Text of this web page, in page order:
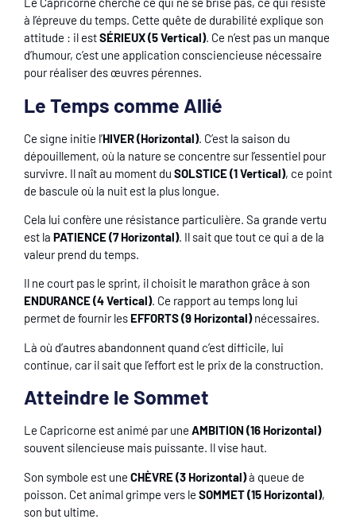
à l’épreuve du temps. Cette quête de durabilité explique son
attitude : il estSÉRIEUX (5 Vertical). Ce n’est pas un manque
d’humour, c’est une application consciencieuse nécessaire
pour réaliser des œuvres pérennes.
Le Temps comme Allié
Ce signe initie l’HIVER (Horizontal). C’est la saison du
dépouillement, où la nature se concentre sur l’essentiel pour
survivre. Il naît au moment du SOLSTICE (1 Vertical), ce point
de bascule où la nuit est la plus longue.
Cela lui confère une résistance particulière. Sa grande vertu
est la PATIENCE (7 Horizontal). Il sait que tout ce qui a de la
valeur prend du temps.
Il ne court pas le sprint, il choisit le marathon grâce à son
ENDURANCE (4 Vertical). Ce rapport au temps long lui
permet de fournir les EFFORTS (9 Horizontal)nécessaires.
Là où d’autres abandonnent quand c’est difficile, lui
continue, car il sait que l’effort est le prix de la construction.
Atteindre le Sommet
Le Capricorne est animé par une AMBITION (16 Horizontal)
souvent silencieuse mais puissante. Il vise haut.
Son symbole est une CHÈVRE (3 Horizontal)à queue de
poisson. Cet animal grimpe vers le SOMMET (15 Horizontal),
son but ultime.